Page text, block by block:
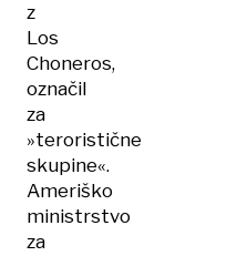
z
Los
Choneros,
označil
za
»teroristične
skupine«.
Ameriško
ministrstvo
za